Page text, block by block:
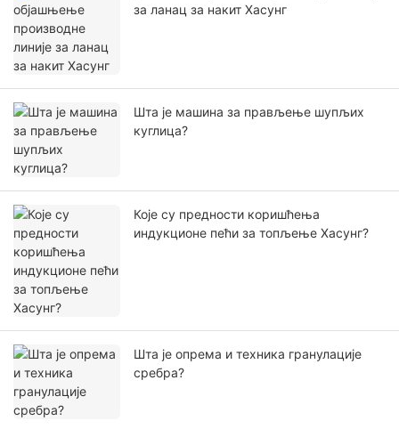
за ланац за накит Хасунг
Шта је машина за прављење шупљих
куглица?
Које су предности коришћења
индукционе пећи за топљење Хасунг?
Шта је опрема и техника гранулације
сребра?